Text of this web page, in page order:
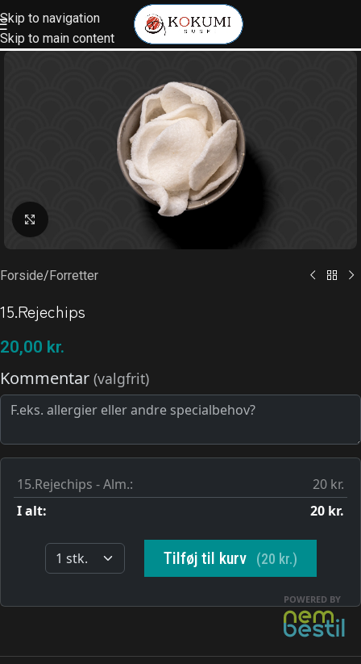
Skip to navigation
Skip to main content
Klik for at forstørre
Forside/ Forretter
15.Rejechips
20,00 kr.